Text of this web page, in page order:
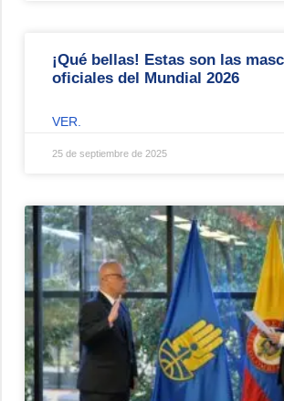
¡Qué bellas! Estas son las
oficiales del Mundial 2026
VER.
25 de septiembre de 2025